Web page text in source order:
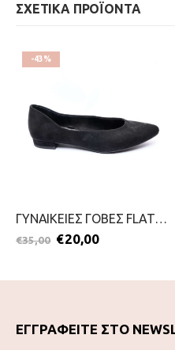
ΣΧΕΤΙΚΑ ΠΡΟΪΟΝΤΑ
-43%
ΓΥΝΑΙΚΕΙΕΣ ΓΟΒΕΣ FLAT-MARCO TOZZI-2099-0065-ΜΑΥΡΟ
€35,00 €20,00
ΕΓΓΡΑΦΕΙΤΕ ΣΤΟ